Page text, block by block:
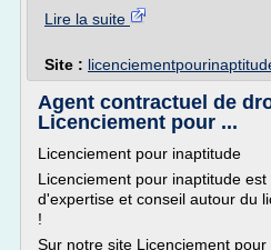
Lire la suite
Site :
Agent contractuel de
Licenciement pour ...
Licenciement pour inaptitude
Licenciement pour inaptitude
d'expertise et conseil autour du
!
Sur notre site Licenciement